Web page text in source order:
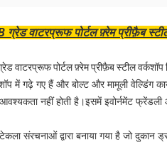
वाटरप्रूफ पोर्टल फ़्रेम प्रीफ़ैब
वाटरप्रूफ पोर्टल फ़्रेम प्रीफ़ैब स्टील वर्कशॉप
में गढ़े गए हैं और बोल्ट और मामूली वेल्डिंग
नहीं होती है।इसमें इवोर्नमेंट
संरचनाओं द्वारा बनाया गया है जो